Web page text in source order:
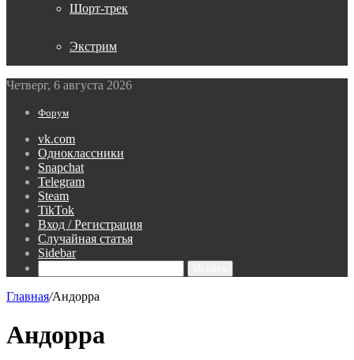
Шорт-трек
Экстрим
Четверг, 6 августа 2026
Форум
vk.com
Одноклассники
Snapchat
Telegram
Steam
TikTok
Вход / Регистрация
Случайная статья
Sidebar
Главная/Андорра
Андорра